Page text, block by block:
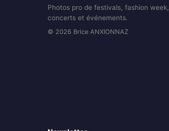
Photos pro de festivals, fashion week,
concerts et événements.
© 2026 Brice ANXIONNAZ